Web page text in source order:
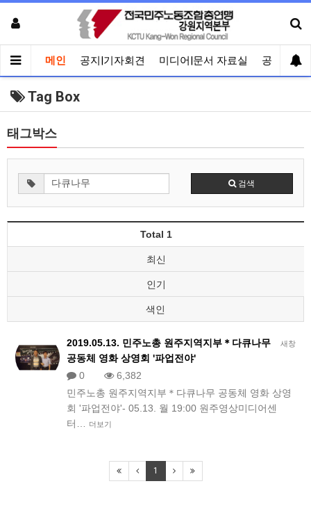
메인 공지|기자회견 미디어|문서 자료실 공유게시
Tag Box
태그박스
검색
Total 1
최신
인기
색인
새창
2019.05.13. 민주노총 원주지역지부＊다큐나무
공동체 영화 상영회 '파업전야'
0
6,382
민주노총 원주지역지부＊다큐나무 공동체 영화 상영
회 '파업전야'- 05.13. 월 19:00 원주영상미디어센
터…
더보기
1